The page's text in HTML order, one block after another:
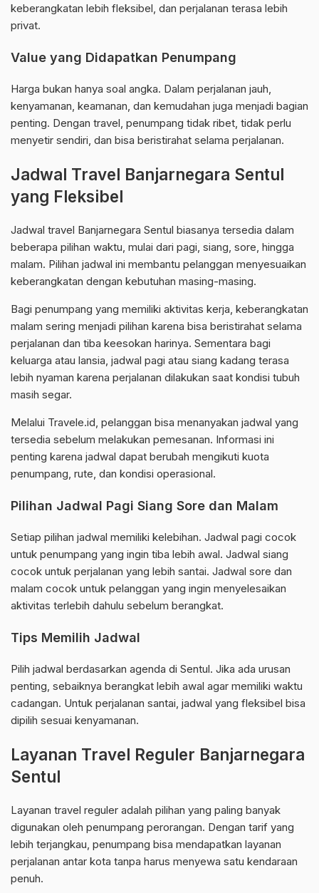
keberangkatan lebih fleksibel, dan perjalanan terasa lebih
privat.
Value yang Didapatkan Penumpang
Harga bukan hanya soal angka. Dalam perjalanan jauh,
kenyamanan, keamanan, dan kemudahan juga menjadi bagian
penting. Dengan travel, penumpang tidak ribet, tidak perlu
menyetir sendiri, dan bisa beristirahat selama perjalanan.
Jadwal Travel Banjarnegara Sentul
yang Fleksibel
Jadwal travel Banjarnegara Sentul biasanya tersedia dalam
beberapa pilihan waktu, mulai dari pagi, siang, sore, hingga
malam. Pilihan jadwal ini membantu pelanggan menyesuaikan
keberangkatan dengan kebutuhan masing-masing.
Bagi penumpang yang memiliki aktivitas kerja, keberangkatan
malam sering menjadi pilihan karena bisa beristirahat selama
perjalanan dan tiba keesokan harinya. Sementara bagi
keluarga atau lansia, jadwal pagi atau siang kadang terasa
lebih nyaman karena perjalanan dilakukan saat kondisi tubuh
masih segar.
Melalui Travele.id, pelanggan bisa menanyakan jadwal yang
tersedia sebelum melakukan pemesanan. Informasi ini
penting karena jadwal dapat berubah mengikuti kuota
penumpang, rute, dan kondisi operasional.
Pilihan Jadwal Pagi Siang Sore dan Malam
Setiap pilihan jadwal memiliki kelebihan. Jadwal pagi cocok
untuk penumpang yang ingin tiba lebih awal. Jadwal siang
cocok untuk perjalanan yang lebih santai. Jadwal sore dan
malam cocok untuk pelanggan yang ingin menyelesaikan
aktivitas terlebih dahulu sebelum berangkat.
Tips Memilih Jadwal
Pilih jadwal berdasarkan agenda di Sentul. Jika ada urusan
penting, sebaiknya berangkat lebih awal agar memiliki waktu
cadangan. Untuk perjalanan santai, jadwal yang fleksibel bisa
dipilih sesuai kenyamanan.
Layanan Travel Reguler Banjarnegara
Sentul
Layanan travel reguler adalah pilihan yang paling banyak
digunakan oleh penumpang perorangan. Dengan tarif yang
lebih terjangkau, penumpang bisa mendapatkan layanan
perjalanan antar kota tanpa harus menyewa satu kendaraan
penuh.